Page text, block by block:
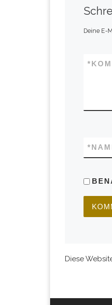
Deine E-
*
*
Diese